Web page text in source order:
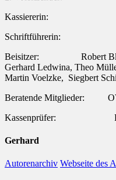
Kassiererin:
Schriftführerin:
Beisitzer: Robert Blank,
Gerhard
Martin Voelzke, Siegbert
Beratende Mitglieder:
Kassenprüfer: Franz
Gerhard
Autorenarchiv Webseite des